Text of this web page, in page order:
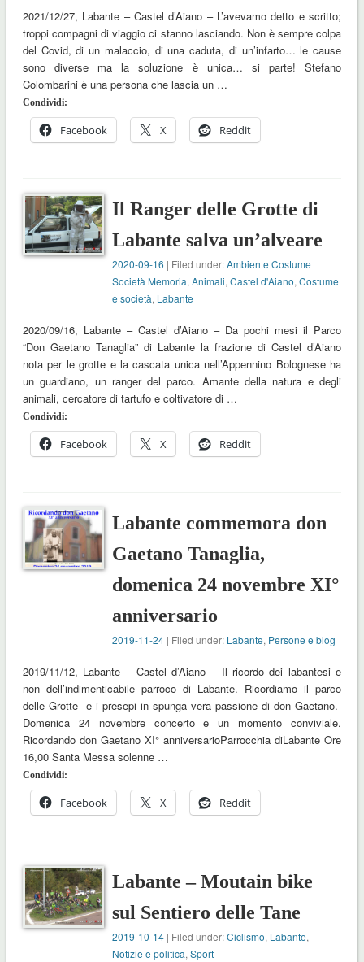
2021/12/27, Labante – Castel d’Aiano – L’avevamo detto e scritto;
troppi compagni di viaggio ci stanno lasciando. Non è sempre colpa
del Covid, di un malaccio, di una caduta, di un’infarto… le cause
sono diverse ma la soluzione è unica… si parte! Stefano
Colombarini è una persona che lascia un …
Condividi:
Facebook X Reddit
Il Ranger delle Grotte di
Labante salva un’alveare
2020-09-16 | Filed under:Ambiente Costume
Società Memoria,Animali,Castel d'Aiano,Costume
e società, Labante
2020/09/16, Labante – Castel d’Aiano – Da pochi mesi il Parco
“Don Gaetano Tanaglia” di Labante la frazione di Castel d’Aiano
nota per le grotte e la cascata unica nell’Appennino Bolognese ha
un guardiano, un ranger del parco. Amante della natura e degli
animali, cercatore di tartufo e coltivatore di …
Condividi:
Facebook X Reddit
Labante commemora don
Gaetano Tanaglia,
domenica 24 novembre XI°
anniversario
2019-11-24 | Filed under: Labante, Persone e blog
2019/11/12, Labante – Castel d’Aiano – Il ricordo dei labantesi e
non dell’indimenticabile parroco di Labante. Ricordiamo il parco
delle Grotte e i presepi in spunga vera passione di don Gaetano.
Domenica 24 novembre concerto e un momento conviviale.
Ricordando don Gaetano XI° anniversarioParrocchia diLabante Ore
16,00 Santa Messa solenne …
Condividi:
Facebook X Reddit
Labante – Moutain bike
sul Sentiero delle Tane
2019-10-14 | Filed under:Ciclismo, Labante,
Notizie e politica,Sport